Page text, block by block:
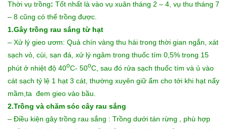
Thời vụ trồng: Tốt nhất là vào vụ xuân tháng 2 – 4, vụ thu tháng 7
– 8 cũng có thể trồng được.
1.Gây trồng rau sắng từ hạt
– Xử lý gieo ươm: Quả chín vàng thu hái trong thời gian ngắn, xát
sạch vỏ, cùi, sạn đá, xử lý ngâm trong thuốc tím 0,5% trong 15
phút ở nhiệt độ 40oC- 50oC, sau đó rửa sạch thuốc tím và ủ vào
cát sạch tỷ lệ 1 hạt 3 cát, thường xuyên giữ ẩm cho tới khi hạt nẩy
mầm,ta đem gieo vào bầu.
2.Trồng và chăm sóc cây rau sắng
– Điều kiện gây trồng rau sắng : Trồng dưới tán rừng , phù hợp